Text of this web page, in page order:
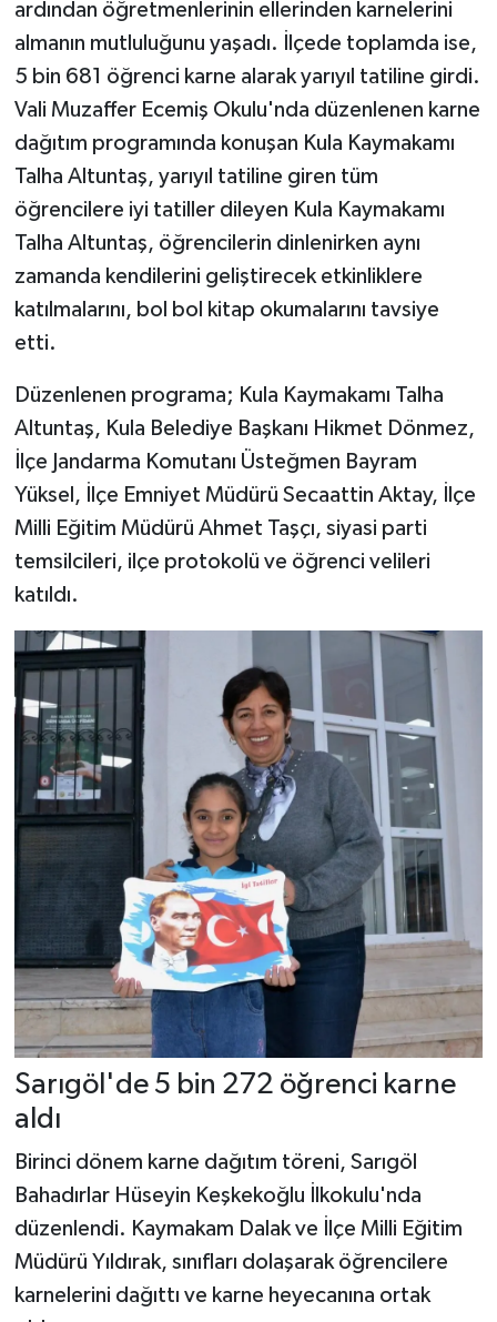
ardından öğretmenlerinin ellerinden karnelerini
almanın mutluluğunu yaşadı. İlçede toplamda ise,
5 bin 681 öğrenci karne alarak yarıyıl tatiline girdi.
Vali Muzaffer Ecemiş Okulu'nda düzenlenen karne
dağıtım programında konuşan Kula Kaymakamı
Talha Altuntaş, yarıyıl tatiline giren tüm
öğrencilere iyi tatiller dileyen Kula Kaymakamı
Talha Altuntaş, öğrencilerin dinlenirken aynı
zamanda kendilerini geliştirecek etkinliklere
katılmalarını, bol bol kitap okumalarını tavsiye
etti.
Düzenlenen programa; Kula Kaymakamı Talha
Altuntaş, Kula Belediye Başkanı Hikmet Dönmez,
İlçe Jandarma Komutanı Üsteğmen Bayram
Yüksel, İlçe Emniyet Müdürü Secaattin Aktay, İlçe
Milli Eğitim Müdürü Ahmet Taşçı, siyasi parti
temsilcileri, ilçe protokolü ve öğrenci velileri
katıldı.
Sarıgöl'de 5 bin 272 öğrenci karne
aldı
Birinci dönem karne dağıtım töreni, Sarıgöl
Bahadırlar Hüseyin Keşkekoğlu İlkokulu'nda
düzenlendi. Kaymakam Dalak ve İlçe Milli Eğitim
Müdürü Yıldırak, sınıfları dolaşarak öğrencilere
karnelerini dağıttı ve karne heyecanına ortak